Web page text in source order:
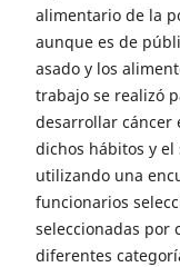
alimentario de la
aunque es de
asado y los
trabajo se realizó
desarrollar cáncer
dichos hábitos y
utilizando una
funcionarios
seleccionadas por
diferentes